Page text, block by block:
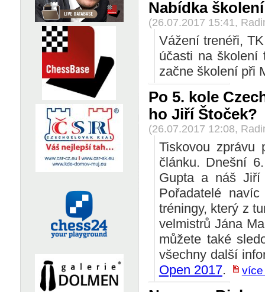
Nabídka
(26.07.2017 15:41,
Vážení trenéři,
účasti na školení
začne školení při
Po 5. kole
ho Jiří Štoček?
(26.07.2017 12:08,
Tiskovou zprávu
článku. Dnešní
Gupta a náš
Pořadatelé
tréningy, který z
velmistrů Jána
můžete také
všechny další
Open 2017. více